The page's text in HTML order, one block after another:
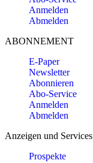
Anmelden
Abmelden
ABONNEMENT
E-Paper
Newsletter
Abonnieren
Abo-Service
Anmelden
Abmelden
Anzeigen und Services
Prospekte